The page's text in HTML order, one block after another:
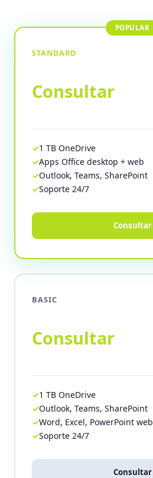
BASIC
Consultar
1 TB OneDrive
Outlook, Teams, SharePoint
Word, Excel, PowerPoint web
Soporte 24/7
Consultar
STANDARD
Consultar
1 TB OneDrive
Apps Office desktop + web
Outlook, Teams, SharePoint
Soporte 24/7
Consultar